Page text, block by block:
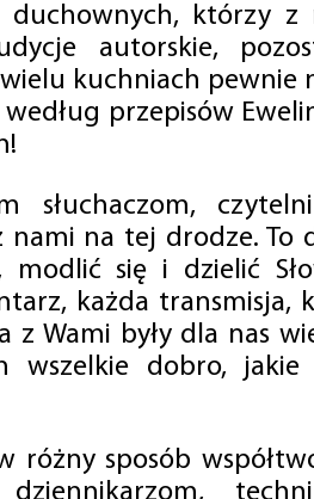
duchownych, którzy z
autorskie,
kuchniach pewnie
przepisów
słuchaczom,
na tej drodze. To
się i dzielić
każda transmisja,
Wami były dla nas
wszelkie dobro, jakie
różny sposób